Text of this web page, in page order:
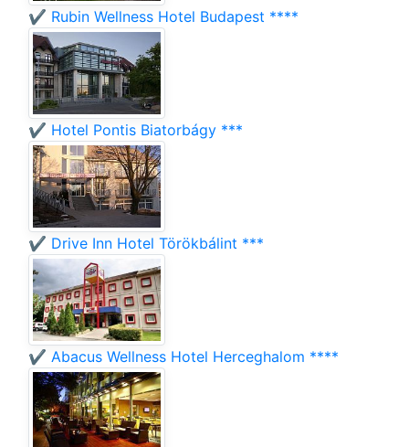
✔️ Rubin Wellness Hotel Budapest ****
✔️ Hotel Pontis Biatorbágy ***
✔️ Drive Inn Hotel Törökbálint ***
✔️ Abacus Wellness Hotel Herceghalom ****